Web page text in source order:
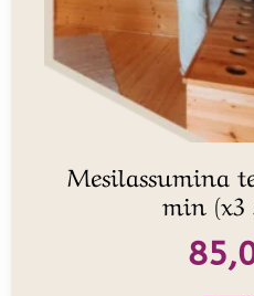
Mesilassumina
min (x3